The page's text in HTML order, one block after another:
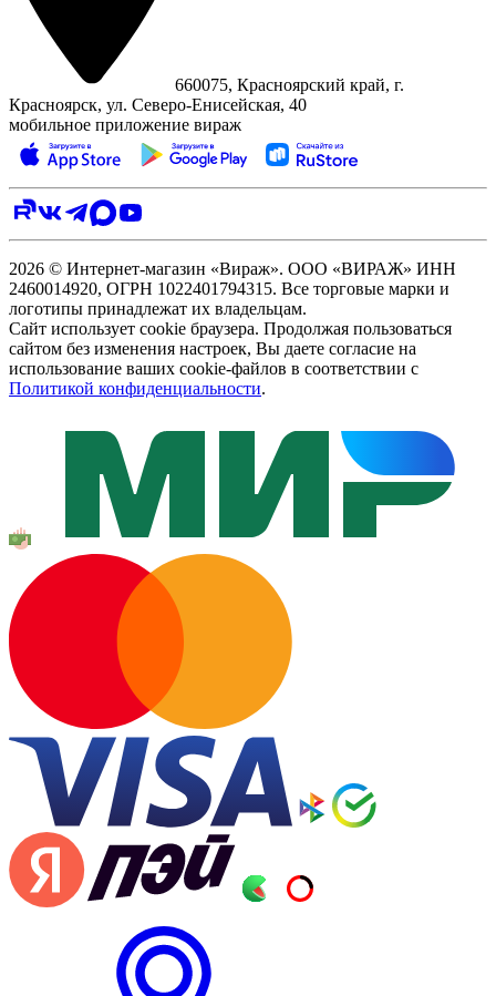
660075, Красноярский край, г.
Красноярск, ул. Северо‑Енисейская, 40
мобильное приложение вираж
2026 © Интернет-магазин «Вираж». ООО «ВИРАЖ» ИНН
2460014920, ОГРН 1022401794315. Все торговые марки и
логотипы принадлежат их владельцам.
Сайт использует cookie браузера. Продолжая пользоваться
сайтом без изменения настроек, Вы даете согласие на
использование ваших cookie-файлов в соответствии с
Политикой конфиденциальности.